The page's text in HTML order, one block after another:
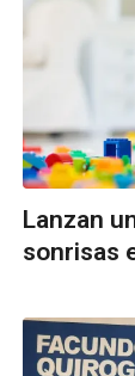
Lanzan
sonrisas